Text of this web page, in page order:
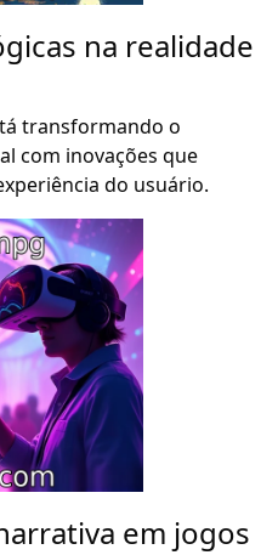
na realidade
transformando o
com inovações que
do usuário.
em jogos